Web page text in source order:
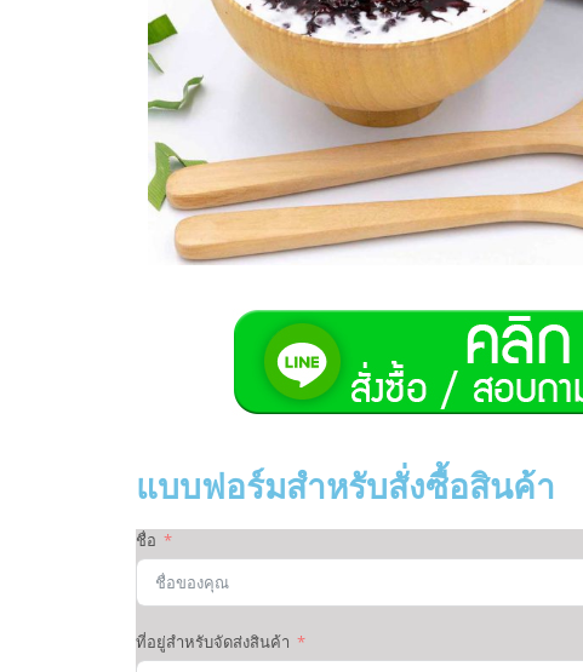
แบบฟอร์มสำหรับสั่งซื้อสินค้า
ชื่อ
ที่อยู่สำหรับจัดส่งสินค้า